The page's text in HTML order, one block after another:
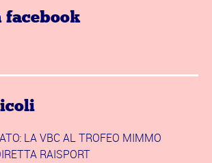
facebook
LA VBC AL TROFEO MIMMO
RAISPORT